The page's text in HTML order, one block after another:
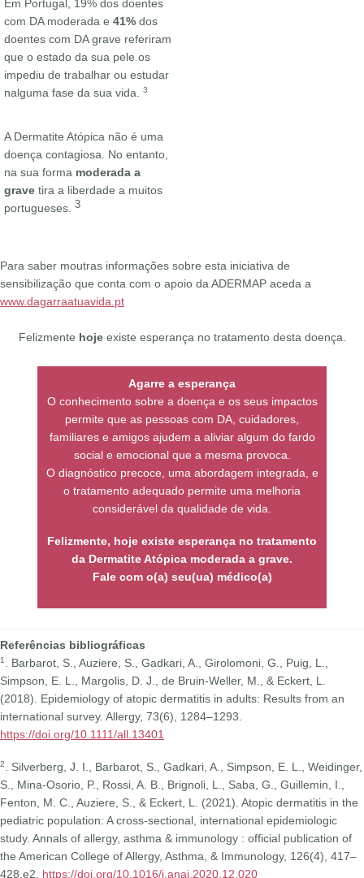
Em Portugal, 19% dos doentes
com DA moderada e 41% dos
doentes com DA grave referiram
que o estado da sua pele os
impediu de trabalhar ou estudar
nalguma fase da sua vida. 3
A Dermatite Atópica não é uma
doença contagiosa. No entanto,
na sua forma moderada a
grave tira a liberdade a muitos
portugueses. 3
Para saber moutras informações sobre esta iniciativa de
sensibilização que conta com o apoio da ADERMAP aceda a
www.dagarraatuavida.pt
Felizmente hoje existe esperança no tratamento desta doença.
Agarre a esperança
O conhecimento sobre a doença e os seus impactos
permite que as pessoas com DA, cuidadores,
familiares e amigos ajudem a aliviar algum do fardo
social e emocional que a mesma provoca.
O diagnóstico precoce, uma abordagem integrada, e
o tratamento adequado permite uma melhoria
considerável da qualidade de vida.
Felizmente, hoje existe esperança no tratamento
da Dermatite Atópica moderada a grave.
Fale com o(a) seu(ua) médico(a)
Referências bibliográficas
1 . Barbarot, S., Auziere, S., Gadkari, A., Girolomoni, G., Puig, L.,
Simpson, E. L., Margolis, D. J., de Bruin-Weller, M., & Eckert, L.
(2018). Epidemiology of atopic dermatitis in adults: Results from an
international survey. Allergy, 73(6), 1284–1293.
https://doi.org/10.1111/all.13401
2. Silverberg, J. I., Barbarot, S., Gadkari, A., Simpson, E. L., Weidinger,
S., Mina-Osorio, P., Rossi, A. B., Brignoli, L., Saba, G., Guillemin, I.,
Fenton, M. C., Auziere, S., & Eckert, L. (2021). Atopic dermatitis in the
pediatric population: A cross-sectional, international epidemiologic
study. Annals of allergy, asthma & immunology : official publication of
the American College of Allergy, Asthma, & Immunology, 126(4), 417–
428.e2. https://doi.org/10.1016/j.anai.2020.12.020